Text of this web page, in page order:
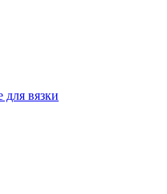
для вязки